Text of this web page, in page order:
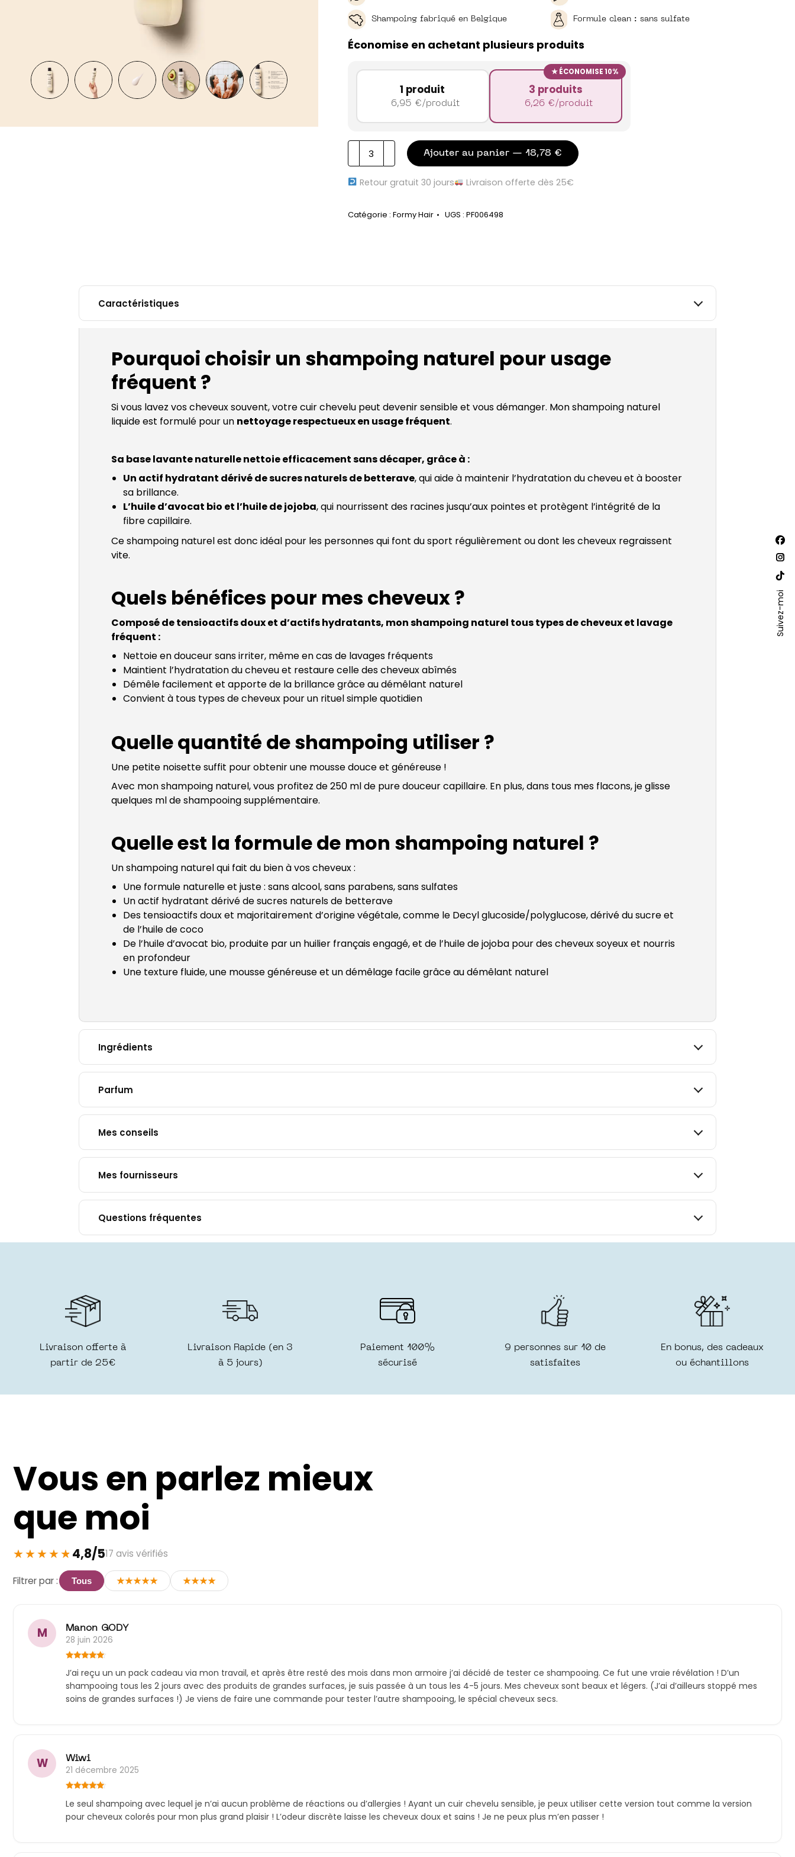
Shampoing fabriqué en Belgique Formule clean : sans sulfate
Économise en achetant plusieurs produits
1 produit
6,95 € /produit
ÉCONOMISE 10%
3 produits
6,26 € /produit
quantité
de
Mon
shampoing
liquide
et
fréquent
Ajouter au panier — 18,78 €
Retour gratuit 30 jours Livraison offerte dès 25€
Catégorie : Formy Hair UGS : PF006498
Caractéristiques
Pourquoi choisir un shampoing naturel pour usage
fréquent ?
Si vous lavez vos cheveux souvent, votre cuir chevelu peut devenir sensible et vous démanger. Mon shampoing naturel
liquide est formulé pour un nettoyage respectueux en usage fréquent.
Sa base lavante naturelle nettoie efficacement sans décaper, grâce à :
Un actif hydratant dérivé de sucres naturels de betterave, qui aide à maintenir l’hydratation du cheveu et à booster
sa brillance.
L’huile d’avocat bio et l’huile de jojoba, qui nourrissent des racines jusqu’aux pointes et protègent l’intégrité de la
fibre capillaire.
Ce shampoing naturel est donc idéal pour les personnes qui font du sport régulièrement ou dont les cheveux regraissent
vite.
Quels bénéfices pour mes cheveux ?
Composé de tensioactifs doux et d’actifs hydratants, mon shampoing naturel tous types de cheveux et lavage
fréquent :
Nettoie en douceur sans irriter, même en cas de lavages fréquents
Maintient l’hydratation du cheveu et restaure celle des cheveux abîmés
Démêle facilement et apporte de la brillance grâce au démêlant naturel
Convient à tous types de cheveux pour un rituel simple quotidien
Quelle quantité de shampoing utiliser ?
Une petite noisette suffit pour obtenir une mousse douce et généreuse !
Avec mon shampoing naturel, vous profitez de 250 ml de pure douceur capillaire. En plus, dans tous mes flacons, je glisse
quelques ml de shampooing supplémentaire.
Quelle est la formule de mon shampoing naturel ?
Un shampoing naturel qui fait du bien à vos cheveux :
Une formule naturelle et juste : sans alcool, sans parabens, sans sulfates
Un actif hydratant dérivé de sucres naturels de betterave
Des tensioactifs doux et majoritairement d’origine végétale, comme le Decyl glucoside/polyglucose, dérivé du sucre et
de l’huile de coco
De l’huile d’avocat bio, produite par un huilier français engagé, et de l’huile de jojoba pour des cheveux soyeux et nourris
en profondeur
Une texture fluide, une mousse généreuse et un démêlage facile grâce au démêlant naturel
Ingrédients
Parfum
Mes conseils
Mes fournisseurs
Questions fréquentes
Livraison offerte à
partir de 25€
Livraison Rapide (en 3
à 5 jours)
Paiement 100%
sécurisé
9 personnes sur 10 de
satisfaites
En bonus, des cadeaux
ou échantillons
Vous en parlez mieux
que moi
4,8/517 avis vérifiés
Filtrer par : Tous ★★★★★ ★★★★
M
5
Manon GODY
28 juin 2026
J’ai reçu un un pack cadeau via mon travail, et après être resté des mois dans mon armoire j’ai décidé de tester ce shampooing. Ce fut une vraie révélation ! D’un
shampooing tous les 2 jours avec des produits de grandes surfaces, je suis passée à un tous les 4-5 jours. Mes cheveux sont beaux et légers. (J’ai d’ailleurs stoppé mes
soins de grandes surfaces !) Je viens de faire une commande pour tester l’autre shampooing, le spécial cheveux secs.
W
5
Wiwi
21 décembre 2025
Le seul shampoing avec lequel je n’ai aucun problème de réactions ou d’allergies ! Ayant un cuir chevelu sensible, je peux utiliser cette version tout comme la version
pour cheveux colorés pour mon plus grand plaisir ! L’odeur discrète laisse les cheveux doux et sains ! Je ne peux plus m’en passer !
Suivez-moi
sur :
La
une
La
La
Site